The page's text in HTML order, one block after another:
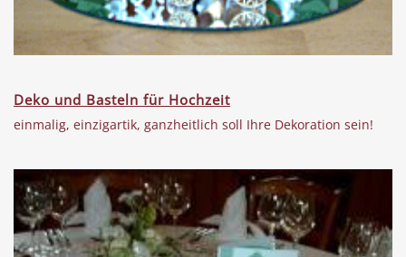
Deko und Basteln für Hochzeit
einmalig, einzigartik, ganzheitlich soll Ihre Dekoration sein!